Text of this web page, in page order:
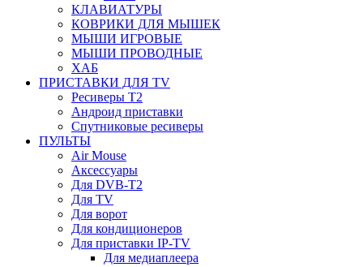
КЛАВИАТУРЫ
КОВРИКИ ДЛЯ МЫШЕК
МЫШИ ИГРОВЫЕ
МЫШИ ПРОВОДНЫЕ
ХАБ
ПРИСТАВКИ ДЛЯ TV
Ресиверы Т2
Андроид приставки
Спутниковые ресиверы
ПУЛЬТЫ
Air Mouse
Аксессуары
Для DVB-T2
Для TV
Для ворот
Для кондиционеров
Для приставки IP-TV
Для медиаплеера